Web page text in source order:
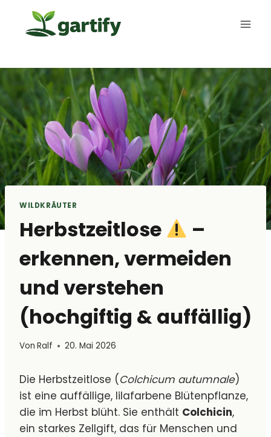
springen
WILDKRÄUTER
Herbstzeitlose
–
erkennen, vermeiden
und verstehen
(hochgiftig & auffällig)
Von Ralf 20. Mai 2026
Die Herbstzeitlose (Colchicum autumnale)
ist eine auffällige, lilafarbene Blütenpflanze,
die im Herbst blüht. Sie enthält Colchicin,
ein starkes Zellgift, das für Menschen und